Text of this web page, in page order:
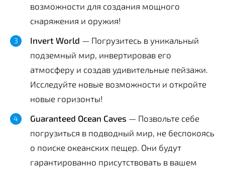
возможности для создания мощного
снаряжения и оружия!
Invert World — Погрузитесь в уникальный
подземный мир, инвертировав его
атмосферу и создав удивительные пейзажи.
Исследуйте новые возможности и откройте
новые горизонты!
Guaranteed Ocean Caves — Позвольте себе
погрузиться в подводный мир, не беспокоясь
о поиске океанских пещер. Они будут
гарантированно присутствовать в вашем